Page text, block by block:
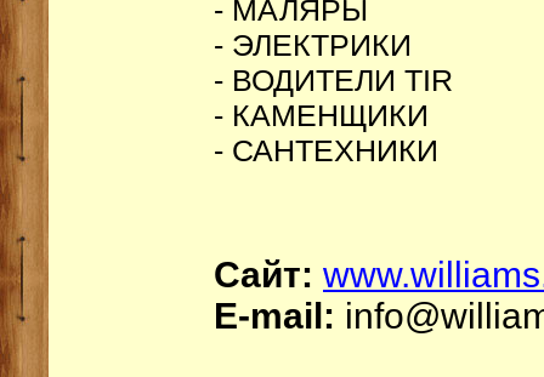
- МАЛЯРЫ
- ЭЛЕКТРИКИ
- ВОДИТЕЛИ TIR
- КАМЕНЩИКИ
- САНТЕХНИКИ
Сайт:
E-mail: